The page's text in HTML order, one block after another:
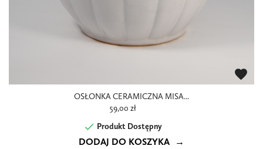
OSŁONKA CERAMICZNA MISA...
59,00 zł
 Produkt Dostępny
favorite
DODAJ DO KOSZYKA